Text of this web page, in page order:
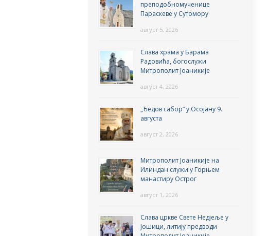
преподобномученице
Параскеве у Сутомору
август 5, 2026
Слава храма у Барама
Радовића, богослужи
Митрополит Јоаникије
август 4, 2026
„Ђедов сабор“ у Осојану 9.
августа
август 2, 2026
Митрополит Јоаникије на
Илиндан служи у Горњем
манастиру Острог
август 1, 2026
Слава цркве Свете Недјеље у
Јошици, литију предводи